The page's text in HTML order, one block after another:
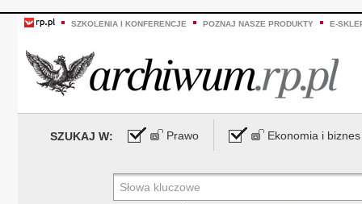
SZKOLENIA I KONFERENCJE POZNAJ NASZE PRODUKTY E-
SZUKAJ W: Prawo Ekonomia i biznes